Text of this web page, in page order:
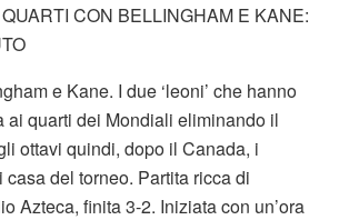
CON BELLINGHAM E KANE:
e Kane. I due ‘leoni’ che hanno
ai quarti dei Mondiali eliminando il
ottavi quindi, dopo il Canada, i
del torneo. Partita ricca di
Azteca, finita 3-2. Iniziata con un’ora